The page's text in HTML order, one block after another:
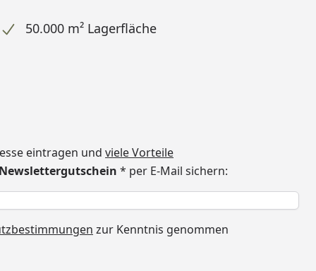
50.000 m² Lagerfläche
eintragen und viele Vorteile
* per E-Mail sichern:
zur Kenntnis genommen